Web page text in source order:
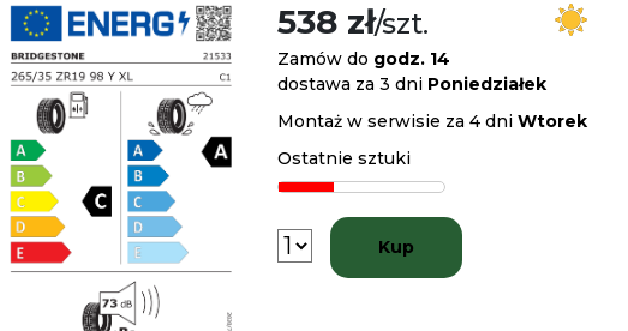
538 zł/szt.
Zamów do godz. 14
dostawa za 3 dni Poniedziałek
Montaż w serwisie za 4 dni Wtorek
Ostatnie sztuki
Kup